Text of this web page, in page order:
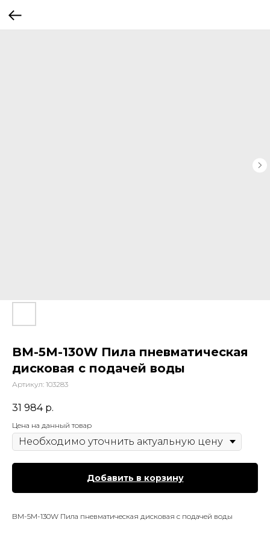
BM-5M-130W Пила пневматическая
дисковая с подачей воды
Артикул: 103283
31 984 р.
Цена на данный товар
Добавить в корзину
BM-5M-130W Пила пневматическая дисковая с подачей воды